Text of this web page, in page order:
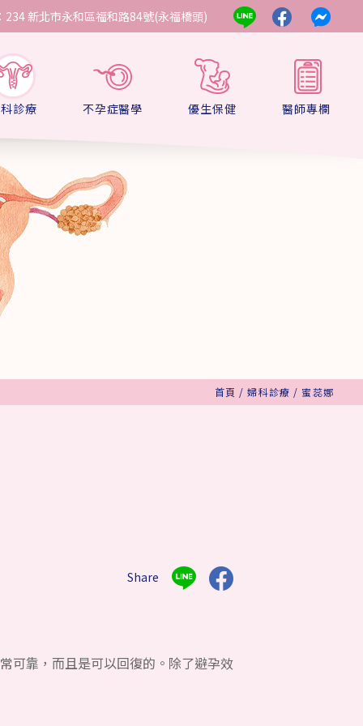
234 新北市永和區福和路84號(永福橋頭)
診療 不孕症醫學 優生保健 醫師專欄
首頁 / 婦科診療 / 蜜蕊娜
Share
靠，而且是可以回復的。除了避孕效